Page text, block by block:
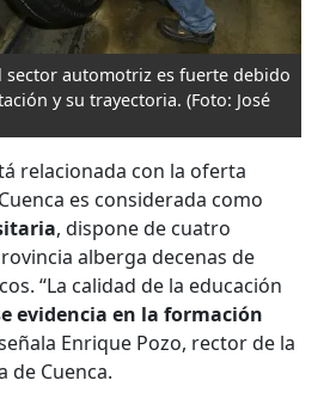
sector automotriz es fuerte debido
y su trayectoria. (Foto: José
relacionada con la oferta
es considerada como
, dispone de cuatro
alberga decenas de
“La calidad de la educación
evidencia en la formación
Enrique Pozo, rector de la
de Cuenca.